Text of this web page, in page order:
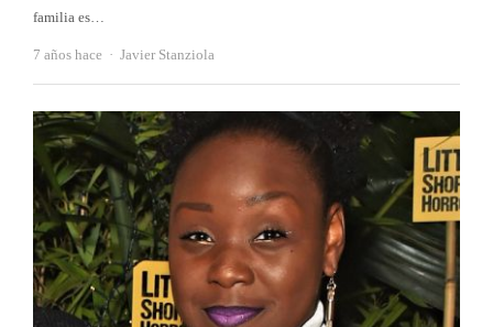
familia es…
7 años hace Autor
Javier Stanziola